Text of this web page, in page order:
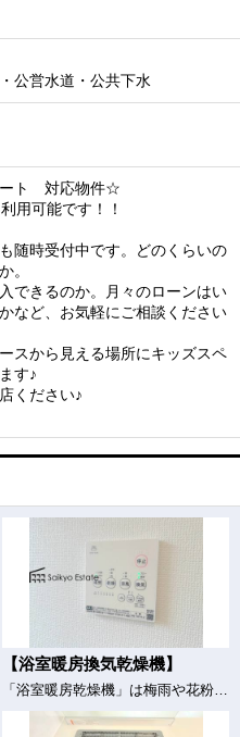
公営水道・公共下水
ート 対応物件☆
用可能です！！
随時受付中です。どのくらいの
。
できるのか。月々のローンはい
など、お気軽にご相談ください
スから見える場所にキッズスペ
す♪
ください♪
【浴室暖房換気乾燥機】
「浴室暖房乾燥機」は梅雨や花粉の時期、雨の日の洗濯物の乾燥に重宝します。寒い冬も入浴前の暖房運転で快適なバスタイムを♪